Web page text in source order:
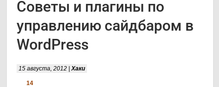
Советы и плагины по
управлению сайдбаром в
WordPress
15 августа, 2012 |Хаки
14